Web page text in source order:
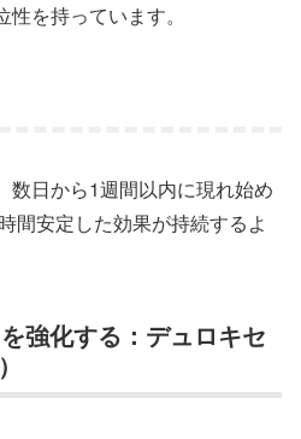
を持っています。
数日から1週間以内に現れ始め
間安定した効果が持続するよ
強化する：デュロキセ